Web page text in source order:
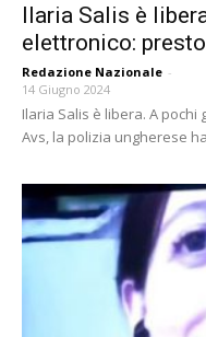
Ilaria Salis è
elettronico:
Redazione Nazionale -
14 Giugno 2024
Ilaria Salis è libera. A
Avs, la polizia ungherese